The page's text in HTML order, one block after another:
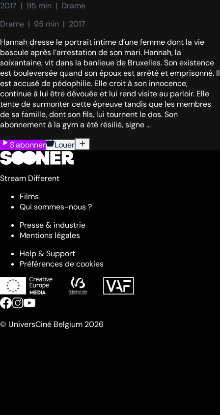
2017  |  95 min  |  Drame
Drame  |  95 min  |  2017
Hannah dresse le portrait intime d’une femme dont la vie
bascule après l’arrestation de son mari. Hannah, la
soixantaine, vit dans la banlieue de Bruxelles. Son existence
est bouleversée quand son époux est arrêté et emprisonné. Il
est accusé de pédophilie. Elle croit à son innocence,
continue à lui être dévouée et lui rend visite au parloir. Elle
tente de surmonter cette épreuve tandis que les membres
de sa famille, dont son fils, lui tournent le dos. Son
abonnement à la gym a été résilié, signe ...
S'abonner
Louer
Stream Different
Films
Qui sommes-nous ?
Presse & industrie
Mentions légales
Help & Support
Préférences de cookies
© UniversCiné Belgium 2026